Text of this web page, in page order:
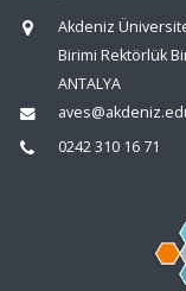
Akdeniz
Birimi Rektörlük
ANTALYA
0242 310 16 71